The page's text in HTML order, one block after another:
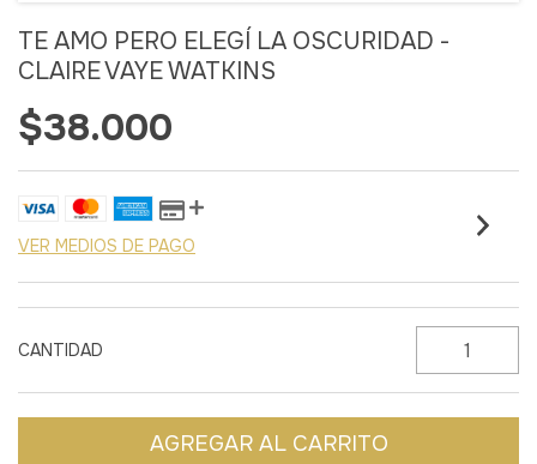
TE AMO PERO ELEGÍ LA OSCURIDAD -
CLAIRE VAYE WATKINS
$38.000
VER MEDIOS DE PAGO
CANTIDAD